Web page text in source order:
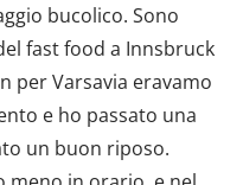
bucolico. Sono
fast food a Innsbruck
per Varsavia eravamo
e ho passato una
un buon riposo.